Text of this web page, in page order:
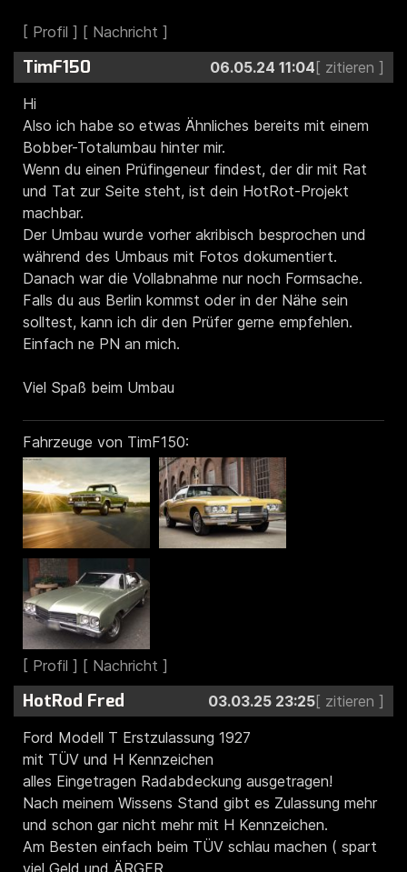
TimF150
06.05.24 11:04
Hi
Also ich habe so etwas Ähnliches bereits mit einem
Bobber-Totalumbau hinter mir.
Wenn du einen Prüfingeneur findest, der dir mit Rat
und Tat zur Seite steht, ist dein HotRot-Projekt
machbar.
Der Umbau wurde vorher akribisch besprochen und
während des Umbaus mit Fotos dokumentiert.
Danach war die Vollabnahme nur noch Formsache.
Falls du aus Berlin kommst oder in der Nähe sein
solltest, kann ich dir den Prüfer gerne empfehlen.
Einfach ne PN an mich.
Viel Spaß beim Umbau
Fahrzeuge von TimF150:
HotRod Fred
03.03.25 23:25
Ford Modell T Erstzulassung 1927
mit TÜV und H Kennzeichen
alles Eingetragen Radabdeckung ausgetragen!
Nach meinem Wissens Stand gibt es Zulassung mehr
und schon gar nicht mehr mit H Kennzeichen.
Am Besten einfach beim TÜV schlau machen ( spart
viel Geld und ÄRGER